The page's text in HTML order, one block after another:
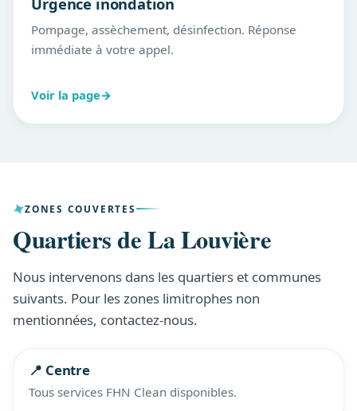
Pompage, assèchement, désinfection. Réponse
immédiate à votre appel.
Voir la page→
ZONES COUVERTES
Quartiers de La Louvière
Nous intervenons dans les quartiers et communes
suivants. Pour les zones limitrophes non
mentionnées, contactez-nous.
📍 Centre
Tous services FHN Clean disponibles.